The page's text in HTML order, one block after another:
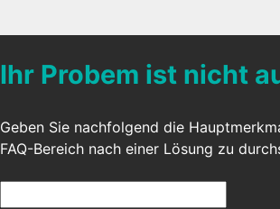
Ihr Probem ist nicht
Geben Sie nachfolgend die
FAQ-Bereich nach einer Lösung zu